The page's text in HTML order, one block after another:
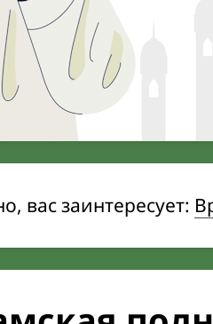
вас заинтересует: